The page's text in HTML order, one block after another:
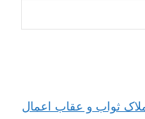
ثواب و عقاب اعمال